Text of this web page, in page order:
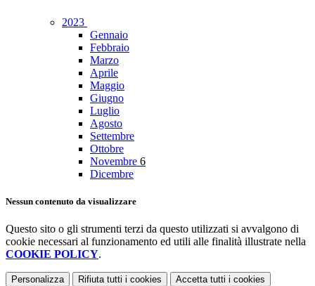
2023
Gennaio
Febbraio
Marzo
Aprile
Maggio
Giugno
Luglio
Agosto
Settembre
Ottobre
Novembre 6
Dicembre
Nessun contenuto da visualizzare
Questo sito o gli strumenti terzi da questo utilizzati si avvalgono di
cookie necessari al funzionamento ed utili alle finalità illustrate nella
COOKIE POLICY.
Personalizza Rifiuta tutti i cookies Accetta tutti i cookies